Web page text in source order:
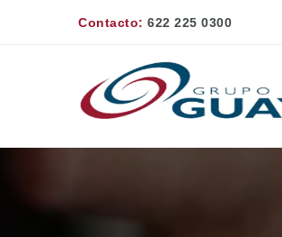
Contacto: 622 225 0300